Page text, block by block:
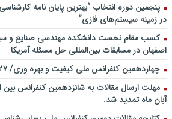
پنجمین دورۀ انتخاب “بهترین پایان ­نامه
در زمینه سیستم‌های فازی”
کسب مقام نخست دانشکده مهندسی صنایع و
اصفهان در مسابقات بین‌المللی حل مسئله آمریکا
چهاردهمین کنفرانس ملی کیفیت و بهره وری/ ۲۷ آذرماه ۹۸
آبان ماه تمدید شد.